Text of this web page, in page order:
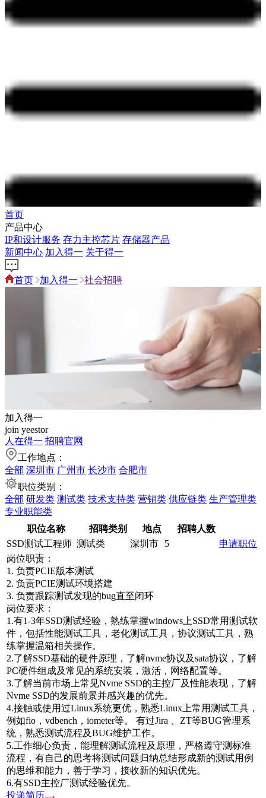
首页
产品中心
IP和设计服务 存力主控芯片 存储器产品
新闻中心 加入得一 关于得一
首页 加入得一 社会招聘
加入得一
join yeestor
人在得一 招聘官网
工作地点：
全部 深圳市 广州市 长沙市 合肥市
职位类别：
全部 研发类 测试类 技术支持类 营销类 供应链类 生产管理类
专业职能类
职位名称
招聘类别 地点
招聘人数
SSD测试工程师 测试类 深圳市 5
申请职位
岗位职责：
1. 负责PCIE版本测试
2. 负责PCIE测试环境搭建
3. 负责跟踪测试发现的bug直至闭环
岗位要求：
1.有1-3年SSD测试经验，熟练掌握windows上SSD常用测试软
件，包括性能测试工具，老化测试工具，协议测试工具，熟
练掌握温箱相关操作。
2.了解SSD基础的硬件原理，了解nvme协议及sata协议，了解
PC硬件组成及常见的系统安装，激活，网络配置等。
3.了解当前市场上常见Nvme SSD的主控厂及性能表现，了解
Nvme SSD的发展前景并感兴趣的优先。
4.接触或使用过Linux系统更优，熟悉Linux上常用测试工具，
例如fio，vdbench，iometer等。 有过Jira 、ZT等BUG管理系
统，熟悉测试流程及BUG维护工作。
5.工作细心负责，能理解测试流程及原理，严格遵守测标准
流程，有自己的思考将测试问题归纳总结形成新的测试用例
的思维和能力，善于学习，接收新的知识优先。
6.有SSD主控厂测试经验优先。
投递简历